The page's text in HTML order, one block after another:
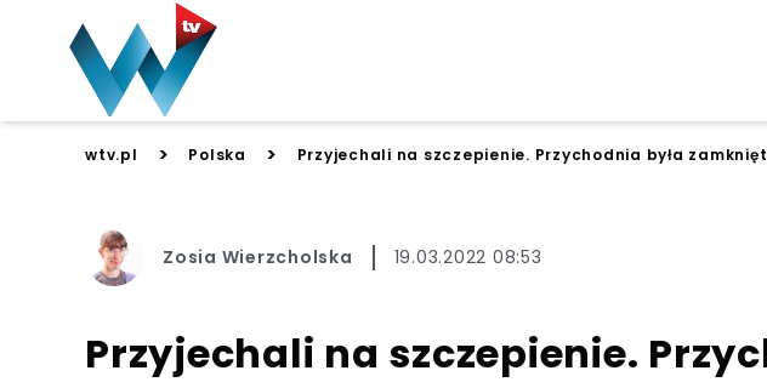
wtv.pl > Polska > Przyjechali na szczepienie. Przychodnia była
Zosia Wierzcholska 19.03.2022 08:53
Przyjechali na szczepienie.